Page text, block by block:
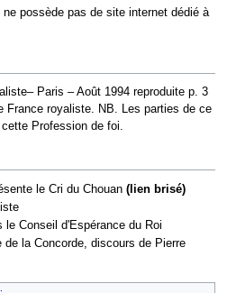
ne possède pas de site internet dédié à
Paris – Août 1994 reproduite p. 3
France royaliste. NB. Les parties de ce
Profession de foi.
le Cri du Chouan (lien brisé)
le Conseil d'Espérance du Roi
de la Concorde, discours de Pierre